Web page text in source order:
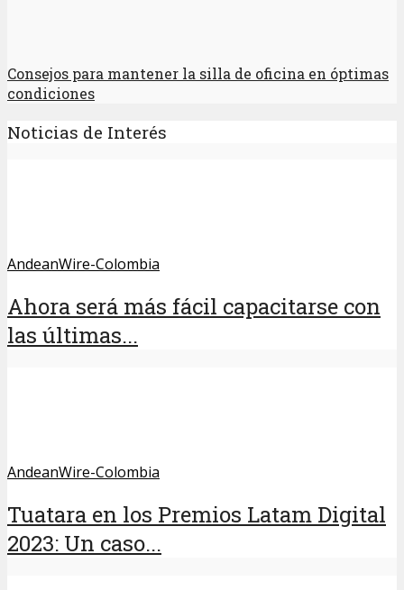
Consejos para mantener la silla de oficina en óptimas
condiciones
Noticias de Interés
AndeanWire-Colombia
Ahora será más fácil capacitarse con
las últimas...
AndeanWire-Colombia
Tuatara en los Premios Latam Digital
2023: Un caso...